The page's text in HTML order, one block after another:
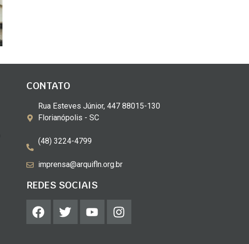
CONTATO
Rua Esteves Júnior, 447 88015-130
Florianópolis - SC
(48) 3224-4799
imprensa@arquifln.org.br
REDES SOCIAIS